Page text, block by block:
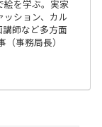
絵を学ぶ。実家
ション、カル
師など多方面
事務局長）